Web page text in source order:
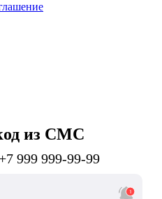
из СМС
999 999-99-99